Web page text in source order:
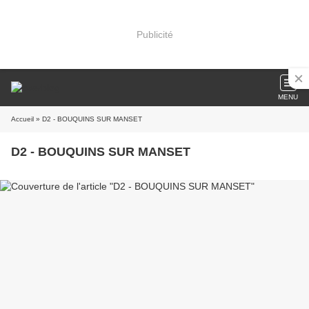
Publicité
MENU
Accueil » D2 - BOUQUINS SUR MANSET
D2 - BOUQUINS SUR MANSET